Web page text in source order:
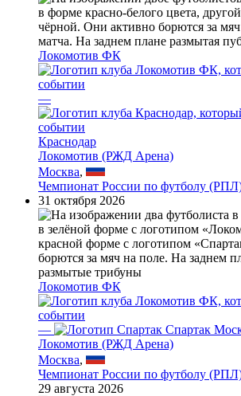
Локомотив ФК
—
Краснодар
Локомотив (РЖД Арена)
Москва,
Чемпионат России по футболу
31 октября 2026
Локомотив ФК
—
Спартак
Локомотив (РЖД Арена)
Москва,
Чемпионат России по футболу
29 августа 2026